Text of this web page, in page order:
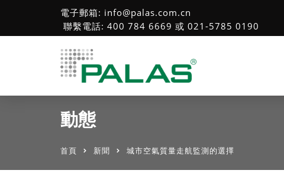
電子郵箱: info@palas.com.cn
聯繫電話: 400 784 6669 或 021-5785 0190
動態
首頁 新聞 城市空氣質量走航監測的選擇